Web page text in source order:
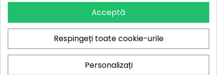
Acceptă
Respingeți toate cookie-urile
Personalizați